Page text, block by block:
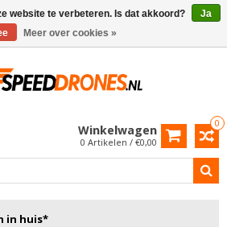
0
Winkelwagen
0 Artikelen / €0,00
in huis*
website te verbeteren. Is dat akkoord?
Ja
Meer over cookies »